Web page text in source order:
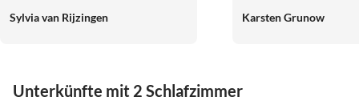
verschiedenen Restaurants gut
Sylvia van Rijzingen
schauen. Sogar ein
Karsten Grunow
Unterkünfte mit 2 Schlafzimmer